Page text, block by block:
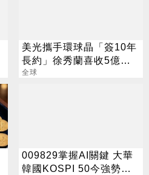
美光攜手環球晶「簽10年
長約」徐秀蘭喜收5億美
金大禮
全球
009829掌握AI關鍵 大華
韓國KOSPI 50今強勢開